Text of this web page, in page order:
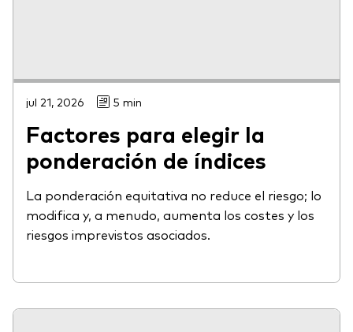
jul 21, 2026 5 min
Factores para elegir la
ponderación de índices
La ponderación equitativa no reduce el riesgo; lo
modifica y, a menudo, aumenta los costes y los
riesgos imprevistos asociados.